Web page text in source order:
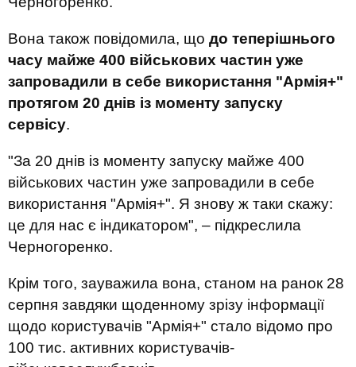
Вона також повідомила, що до теперішнього
часу майже 400 військових частин уже
запровадили в себе використання "Армія+"
протягом 20 днів із моменту запуску
сервісу.
"За 20 днів із моменту запуску майже 400
військових частин уже запровадили в себе
використання "Армія+". Я знову ж таки скажу:
це для нас є індикатором", – підкреслила
Черногоренко.
Крім того, зауважила вона, станом на ранок 28
серпня завдяки щоденному зрізу інформації
щодо користувачів "Армія+" стало відомо про
100 тис. активних користувачів-